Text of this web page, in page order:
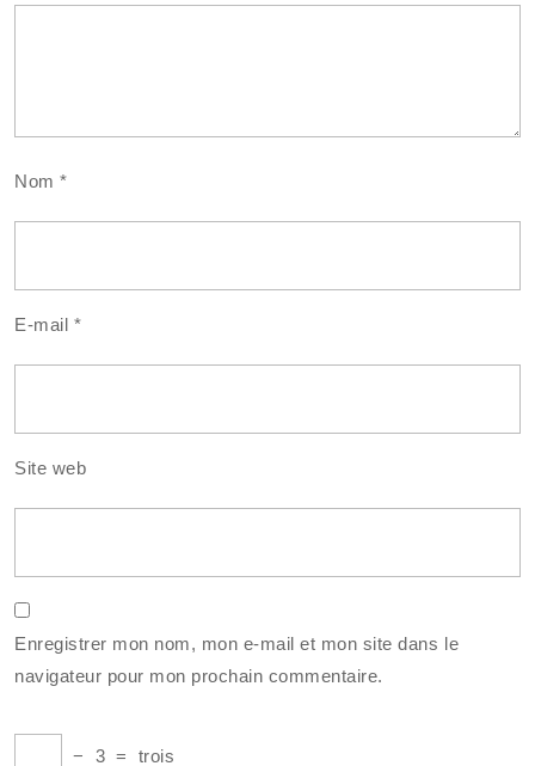
Nom*
E-mail *
Site web
Enregistrer mon nom, mon e-mail et mon site dans le
navigateur pour mon prochain commentaire.
− 3 = trois